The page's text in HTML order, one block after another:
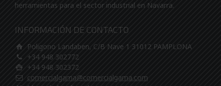
herramientas para el sector industrial en Navarra.
INFORMACIÓN DE CONTACTO
Poligono Landaben, C/B Nave 1 31012 PAMPLONA
+34 948 302772
+34 948 302372
comercialgama@comercialgama.com